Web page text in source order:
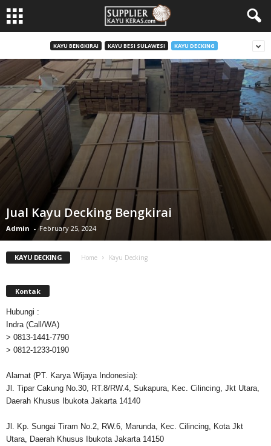
KAYU BENGKIRAI KAYU BESI SULAWESI KAYU DECKING
Jual Kayu Decking Bengkirai
Admin - February 25, 2024
KAYU DECKING Home Kayu Decking
Kontak
Hubungi :
Indra (Call/WA)
> 0813-1441-7790
> 0812-1233-0190
Alamat (PT. Karya Wijaya Indonesia):
Jl. Tipar Cakung No.30, RT.8/RW.4, Sukapura, Kec. Cilincing, Jkt Utara,
Daerah Khusus Ibukota Jakarta 14140
Jl. Kp. Sungai Tiram No.2, RW.6, Marunda, Kec. Cilincing, Kota Jkt
Utara, Daerah Khusus Ibukota Jakarta 14150